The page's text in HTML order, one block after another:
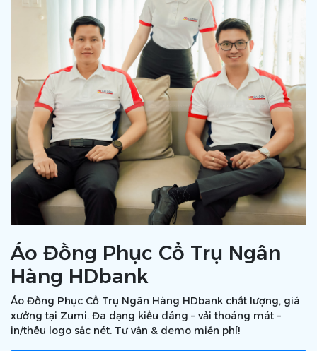
Áo Đồng Phục Cổ Trụ Ngân
Hàng HDbank
Áo Đồng Phục Cổ Trụ Ngân Hàng HDbank chất lượng, giá
xưởng tại Zumi. Đa dạng kiểu dáng – vải thoáng mát –
in/thêu logo sắc nét. Tư vấn & demo miễn phí!